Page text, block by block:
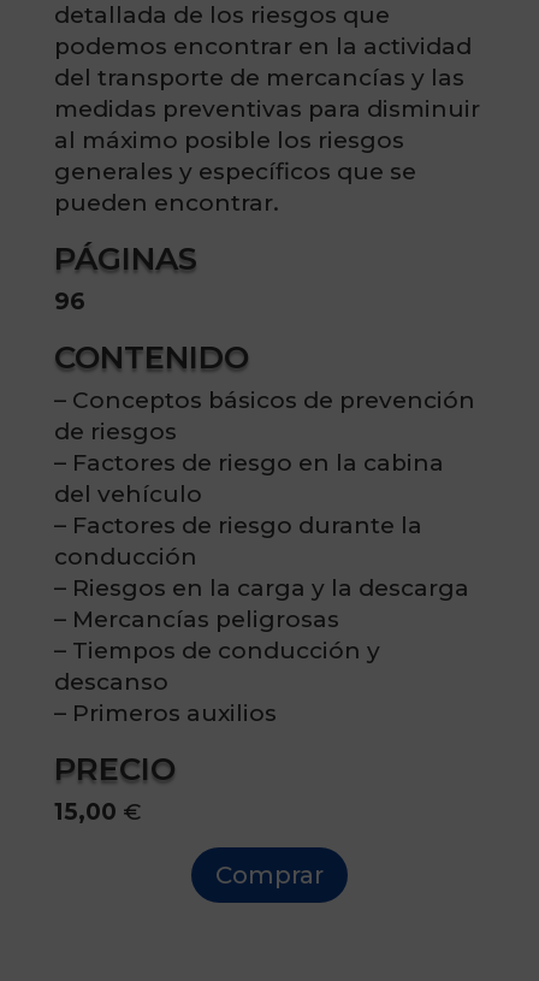
detallada de los riesgos que
podemos encontrar en la actividad
del transporte de mercancías y las
medidas preventivas para disminuir
al máximo posible los riesgos
generales y específicos que se
pueden encontrar.
PÁGINAS
96
CONTENIDO
– Conceptos básicos de prevención
de riesgos
– Factores de riesgo en la cabina
del vehículo
– Factores de riesgo durante la
conducción
– Riesgos en la carga y la descarga
– Mercancías peligrosas
– Tiempos de conducción y
descanso
– Primeros auxilios
PRECIO
15,00 €
Comprar